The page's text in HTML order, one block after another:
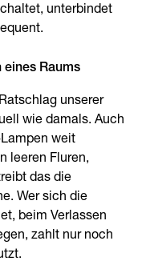
unterbindet
eines Raums
unserer
wie damals. Auch
weit
leeren Fluren,
das die
Wer sich die
beim Verlassen
zahlt nur noch